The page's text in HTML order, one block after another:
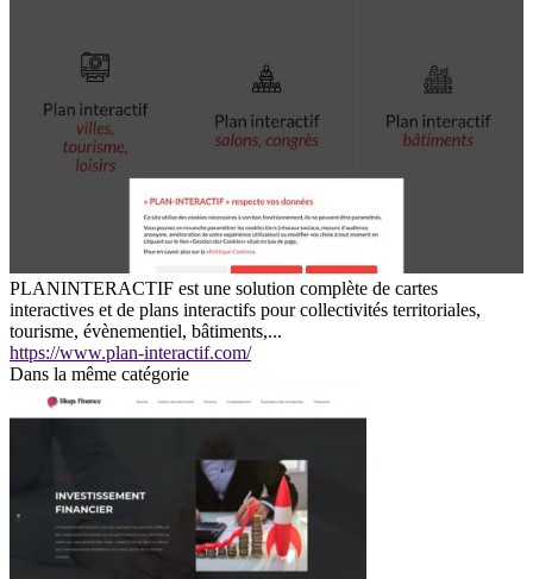
PLANINTERACTIF est une solution complète de cartes
interactives et de plans interactifs pour collectivités territoriales,
tourisme, évènementiel, bâtiments,...
https://www.plan-interactif.com/
Dans la même catégorie